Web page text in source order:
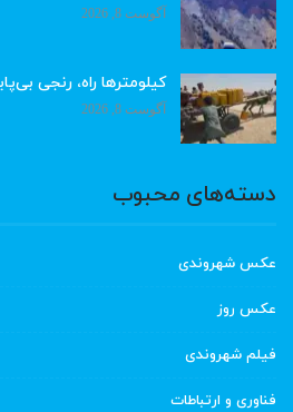
آگوست 8, 2026
کیلومترها راه، رنجی
آگوست 8, 2026
دسته‌های محبوب
عکس شهروندی
عکس روز
فیلم شهروندی
فناوری و ارتباطات